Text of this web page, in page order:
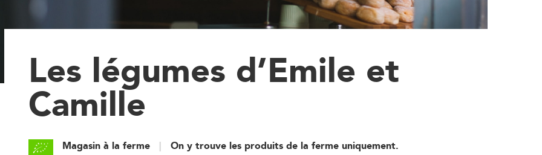
Les légumes d’Emile et
Camille
Magasin à la ferme On y trouve les produits de la ferme uniquement.